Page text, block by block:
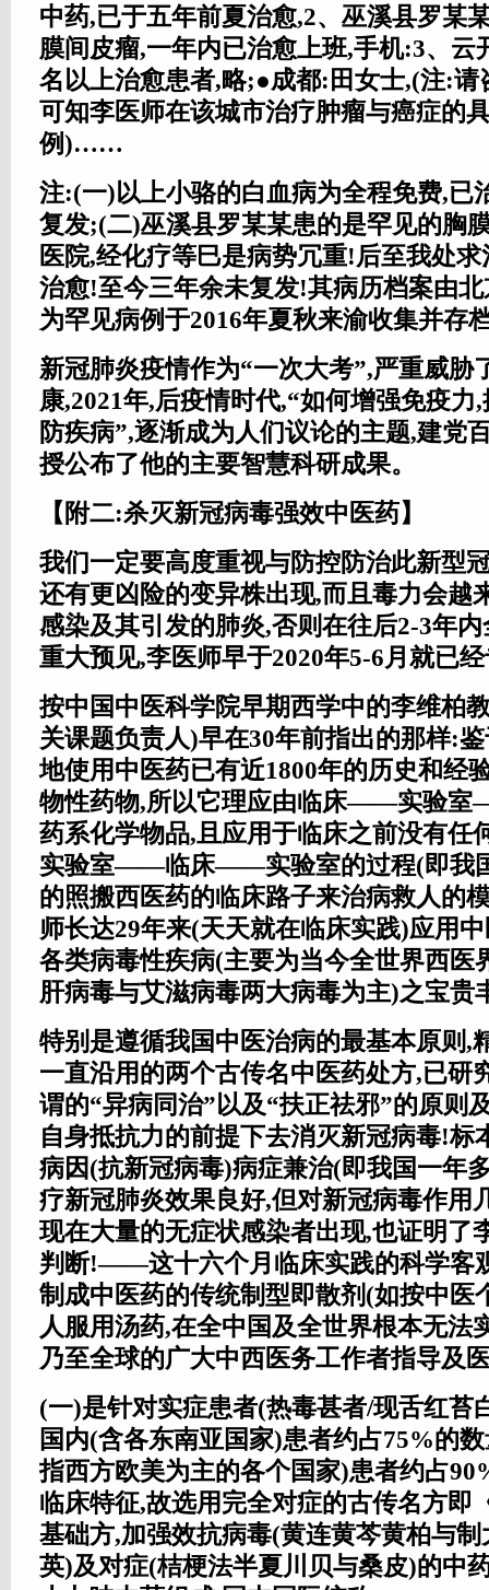
中药,已于五年前夏治愈,2、巫溪县罗某
膜间皮瘤,一年内已治愈上班,手机:3、云
名以上治愈患者,略;●成都:田女士,(注:请
可知李医师在该城市治疗肿瘤与癌症的
例)……
注:(一)以上小骆的白血病为全程免费,已
复发;(二)巫溪县罗某某患的是罕见的胸
医院,经化疗等巳是病势冗重!后至我处
治愈!至今三年余未复发!其病历档案由
为罕见病例于2016年夏秋来渝收集并存
新冠肺炎疫情作为“一次大考”,严重威胁
康,2021年,后疫情时代,“如何增强免疫力
防疾病”,逐渐成为人们议论的主题,建党
授公布了他的主要智慧科研成果。
【附二:杀灭新冠病毒强效中医药】
我们一定要高度重视与防控防治此新型
还有更凶险的变异株出现,而且毒力会越
感染及其引发的肺炎,否则在往后2-3年
重大预见,李医师早于2020年5-6月就已
按中国中医科学院早期西学中的李维柏
关课题负责人)早在30年前指出的那样:
地使用中医药已有近1800年的历史和经
物性药物,所以它理应由临床——实验
药系化学物品,且应用于临床之前没有任
实验室——临床——实验室的过程(即我
的照搬西医药的临床路子来治病救人的
师长达29年来(天天就在临床实践)应用
各类病毒性疾病(主要为当今全世界西医
肝病毒与艾滋病毒两大病毒为主)之宝贵
特别是遵循我国中医治病的最基本原则,
一直沿用的两个古传名中医药处方,已研
谓的“异病同治”以及“扶正祛邪”的原则
自身抵抗力的前提下去消灭新冠病毒!标
病因(抗新冠病毒)病症兼治(即我国一年
疗新冠肺炎效果良好,但对新冠病毒作用
现在大量的无症状感染者出现,也证明了
判断!——这十六个月临床实践的科学客
制成中医药的传统制型即散剂(如按中医
人服用汤药,在全中国及全世界根本无法
乃至全球的广大中西医务工作者指导及
(一)是针对实症患者(热毒甚者/现舌红苔
国内(含各东南亚国家)患者约占75%的
指西方欧美为主的各个国家)患者约占
临床特征,故选用完全对症的古传名方即
基础方,加强效抗病毒(黄连黄芩黄柏与
英)及对症(桔梗法半夏川贝与桑皮)的中